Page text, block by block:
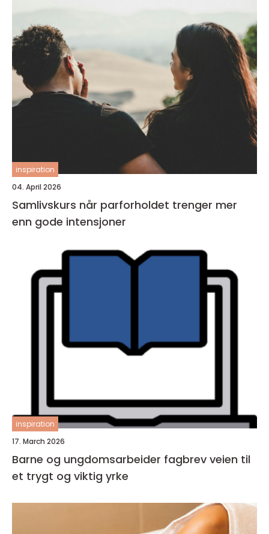
inspiration
04. April 2026
Samlivskurs når parforholdet trenger mer
enn gode intensjoner
inspiration
17. March 2026
Barne og ungdomsarbeider fagbrev veien til
et trygt og viktig yrke